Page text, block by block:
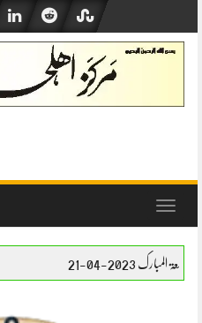
content
Toggle